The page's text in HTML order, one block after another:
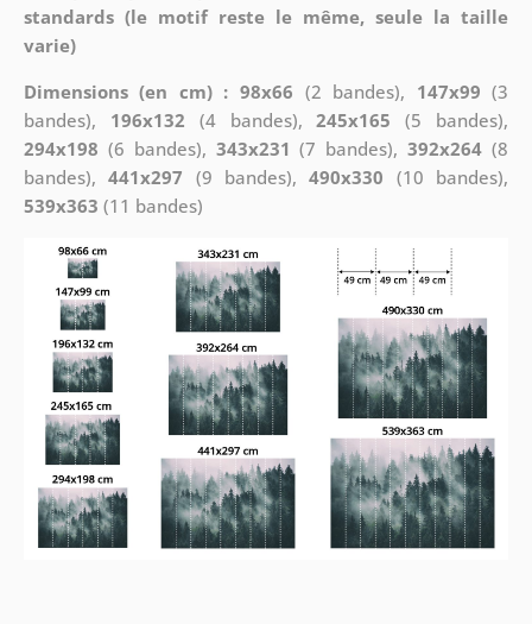
standards (le motif reste le même, seule la taille
varie)
Dimensions (en cm) : 98x66 (2 bandes), 147x99 (3
bandes), 196x132 (4 bandes),245x165 (5 bandes),
294x198 (6 bandes), 343x231 (7 bandes),392x264 (8
bandes),441x297 (9 bandes),490x330 (10 bandes),
539x363 (11 bandes)